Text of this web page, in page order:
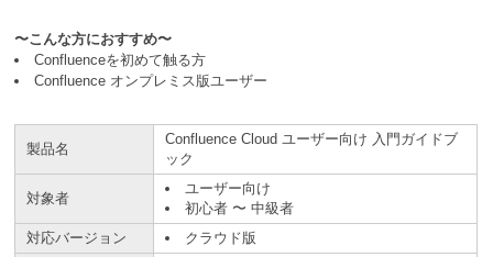
〜こんな方におすすめ〜
Confluenceを初めて触る方
Confluence オンプレミス版ユーザー
製品名
Confluence Cloud ユーザー向け 入門ガイドブ
ック
対象者
ユーザー向け
初心者 〜 中級者
対応バージョン
クラウド版